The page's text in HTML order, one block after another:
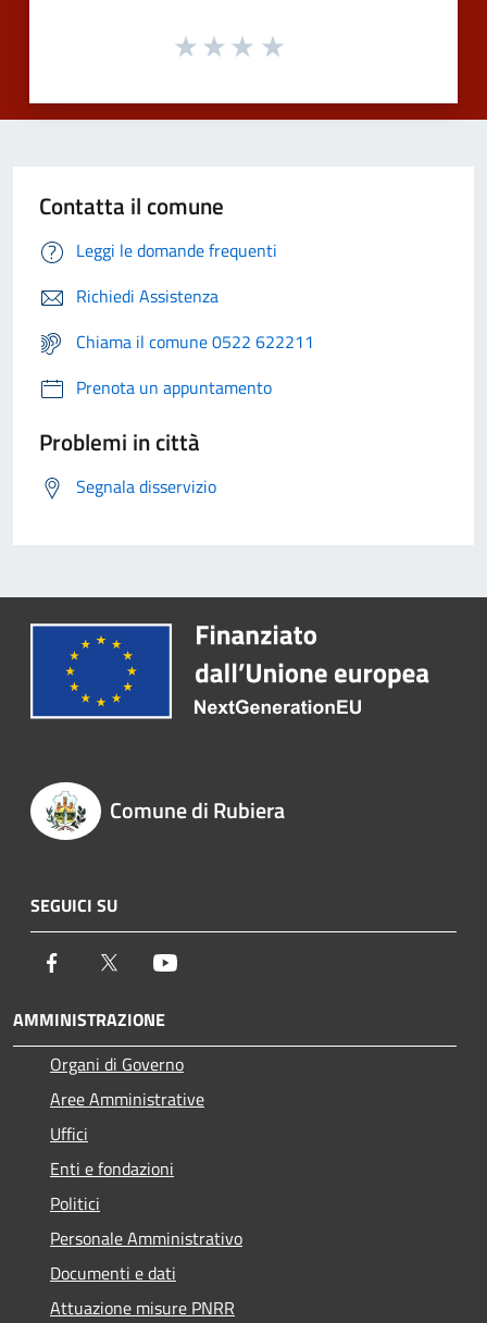
Contatta il comune
Leggi le domande frequenti
Richiedi Assistenza
Chiama il comune 0522 622211
Prenota un appuntamento
Problemi in città
Segnala disservizio
Comune di Rubiera
SEGUICI SU
Facebook Twitter
AMMINISTRAZIONE
Organi di Governo
Aree Amministrative
Uffici
Enti e fondazioni
Politici
Personale Amministrativo
Documenti e dati
Attuazione misure PNRR